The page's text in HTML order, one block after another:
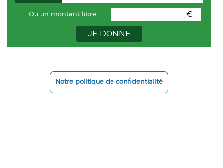
Ou un montant libre €
JE DONNE
Notre politique de confidentialité